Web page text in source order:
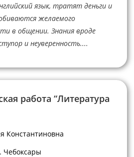
язык, тратят деньги и
желаемого
в общении. Знания вроде
и неуверенность....
работа “Литература
Константиновна